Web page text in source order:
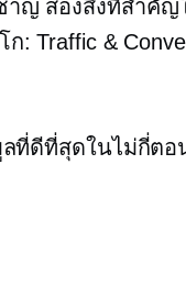
าญ สองสิ่งที่สำคัญ
: Traffic &
ลที่ดีที่สุดในไม่กี่ต